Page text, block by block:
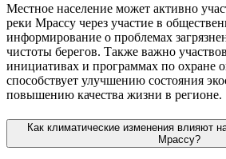
Местное население может активно
реки Мрассу через участие в
информирование о проблемах
чистоты берегов. Также важно
инициативах и программах по охране
способствует улучшению состояния
повышению качества жизни в регионе.
Как климатические изменения влияют
Мрассу?